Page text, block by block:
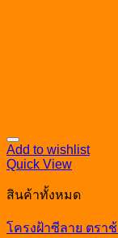
Add to wishlist
Quick View
สินค้าทั้งหมด
โครงฝ้าซีลาย ตรา